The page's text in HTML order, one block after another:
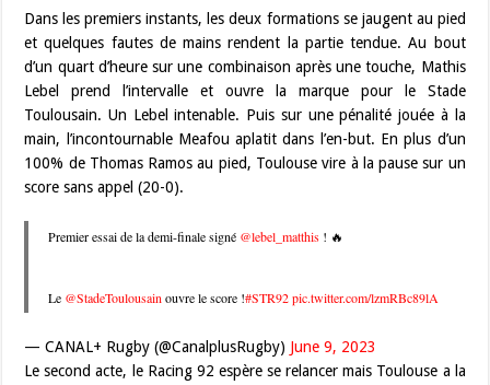
Dans les premiers instants, les deux formations se jaugent au pied
et quelques fautes de mains rendent la partie tendue. Au bout
d’un quart d’heure sur une combinaison après une touche, Mathis
Lebel prend l’intervalle et ouvre la marque pour le Stade
Toulousain. Un Lebel intenable. Puis sur une pénalité jouée à la
main, l’incontournable Meafou aplatit dans l’en-but. En plus d’un
100% de Thomas Ramos au pied, Toulouse vire à la pause sur un
score sans appel (20-0).
Premier essai de la demi-finale signé @lebel_matthis ! 🔥
Le @StadeToulousainouvre le score !#STR92 pic.twitter.com/lzmRBc89lA
— CANAL+ Rugby (@CanalplusRugby) June 9, 2023
Le second acte, le Racing 92 espère se relancer mais Toulouse a la